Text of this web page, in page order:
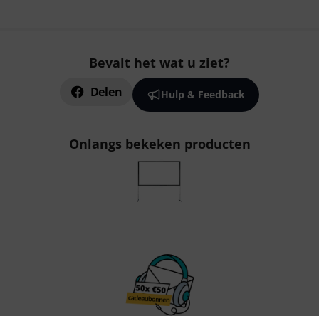
Bevalt het wat u ziet?
Delen Hulp & Feedback
Onlangs bekeken producten